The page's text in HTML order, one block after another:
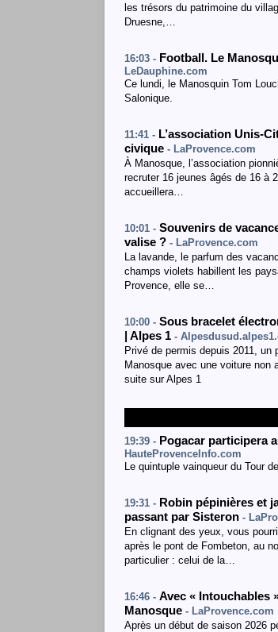
les trésors du patrimoine du
Druesne,…
16:03 - Football. Le
LeDauphine.com
Ce lundi, le Manosquin Tom
Salonique.
11:41 - L’association Unis-
civique - LaProvence.com
À Manosque, l’association
recruter 16 jeunes âgés de 16 à
accueillera…
10:01 - Souvenirs de
valise ? - LaProvence.com
La lavande, le parfum des
champs violets habillent les
Provence, elle se…
10:00 - Sous bracelet
| Alpes 1 -
Privé de permis depuis 2011,
Manosque avec une voiture non
suite sur Alpes 1
19:39 - Pogacar participera
HauteProvenceInfo.com
Le quintuple vainqueur du Tour
19:31 - Robin pépinières et
passant par Sisteron -
En clignant des yeux, vous
après le pont de Fombeton, au
particulier : celui de la…
16:46 - Avec « Intouchables
Manosque - LaProvence.com
Après un début de saison 2026